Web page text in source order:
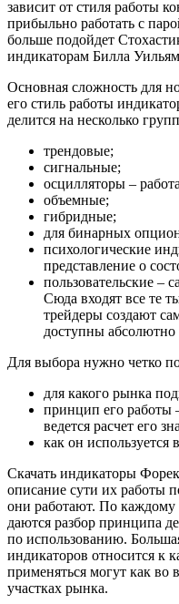
зависит от стиля работы
прибыльно работать с
больше подойдет
индикаторам Билла
Основная сложность для
его стиль работы
делится на несколько
трендовые;
сигнальные;
осцилляторы –
объемные;
гибридные;
для бинарных
психологические
представление о
пользовательские –
Сюда входят все те
трейдеры создают
доступны абсолютно
Для выбора нужно четко
для какого рынка
принцип его работы
ведется расчет его
как он используется
Скачать индикаторы
описание сути их работы
они работают. По
даются разбор принципа
по использованию.
индикаторов относится к
применяться могут как во
участках рынка.